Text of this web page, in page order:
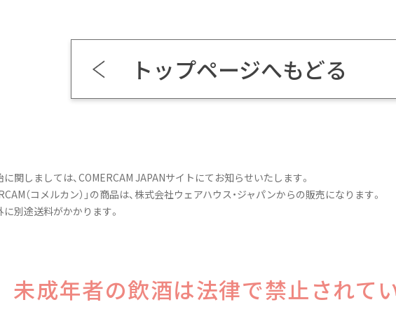
トップページへもどる
関しましては、COMERCAM JAPANサイトにてお知らせいたします。
（コメルカン） 」の商品は、 株式会社ウェアハウス・ジャパンからの販売になります。
別途送料がかかります。
未成年者の飲酒は法律で禁止されて